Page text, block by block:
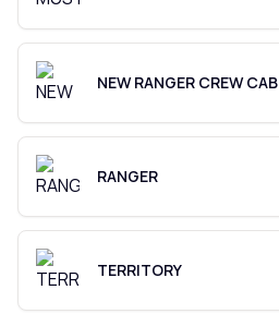
NEW RANGER CREW CAB
RANGER
TERRITORY